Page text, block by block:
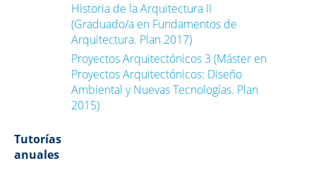
Historia de la Arquitectura II
(Graduado/a en Fundamentos de
Arquitectura. Plan 2017)
Proyectos Arquitectónicos 3 (Máster en
Proyectos Arquitectónicos: Diseño
Ambiental y Nuevas Tecnologías. Plan
2015)
Tutorías
anuales